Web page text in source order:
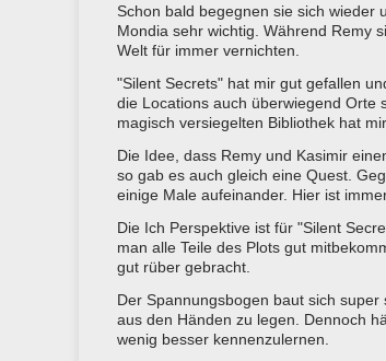
Schon bald begegnen sie sich wieder
Mondia sehr wichtig. Während Remy
Welt für immer vernichten.
"Silent Secrets" hat mir gut gefallen
die Locations auch überwiegend Orte
magisch versiegelten Bibliothek hat
Die Idee, dass Remy und Kasimir
so gab es auch gleich eine Quest.
einige Male aufeinander. Hier ist
Die Ich Perspektive ist für "Silent
man alle Teile des Plots gut
gut rüber gebracht.
Der Spannungsbogen baut sich
aus den Händen zu legen. Dennoch
wenig besser kennenzulernen.